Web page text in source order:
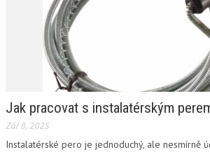
Jak pracovat s instalatérským
Zář 8, 2025
Instalatérské pero je jednoduchý, ale nesmírně